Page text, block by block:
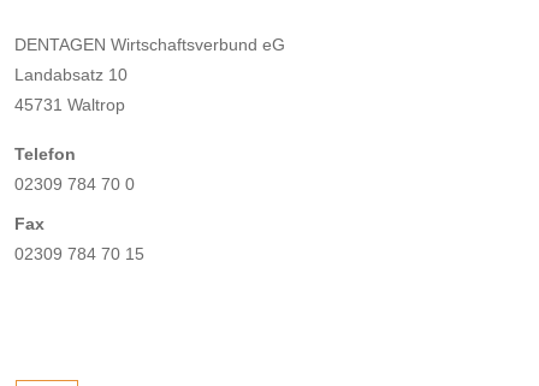
DENTAGEN Wirtschaftsverbund eG
Landabsatz 10
45731 Waltrop
Telefon
02309 784 70 0
Fax
02309 784 70 15